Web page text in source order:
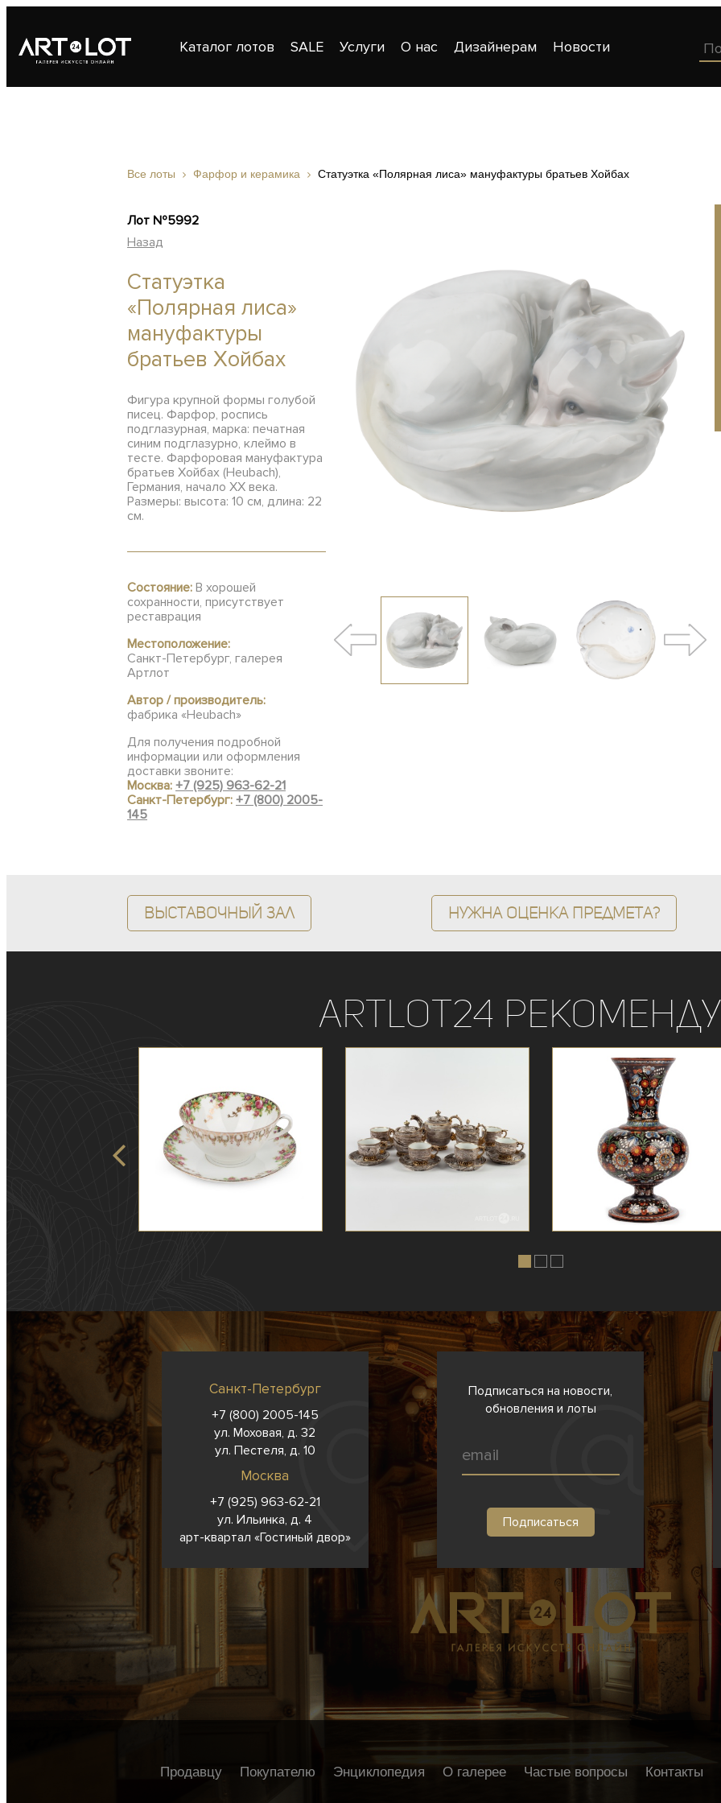
Каталог лотов SALE Услуги О нас Дизайнерам Новости
Все лоты Фарфор и керамика Статуэтка «Полярная лиса» мануфактуры братьев Хойбах
Лот №5992
Назад
Статуэтка
«Полярная лиса»
мануфактуры
братьев Хойбах
Фигура крупной формы голубой
писец. Фарфор, роспись
подглазурная, марка: печатная
синим подглазурно, клеймо в
тесте. Фарфоровая мануфактура
братьев Хойбах (Heubach),
Германия, начало ХХ века.
Размеры: высота: 10 см, длина: 22
см.
Состояние: В хорошей
сохранности, присутствует
реставрация
Местоположение:
Санкт-Петербург, галерея
Артлот
Автор / производитель:
фабрика «Heubach»
Для получения подробной
информации или оформления
доставки звоните:
Москва: +7 (925) 963-62-21
Санкт-Петербург: +7 (800) 2005-
145
Выставочный зал Нужна оценка предмета?
ArtLot24
Санкт-Петербург
+7 (800) 2005-145
ул. Моховая, д. 32
ул. Пестеля, д. 10
Москва
+7 (925) 963-62-21
ул. Ильинка, д. 4
арт-квартал «Гостиный двор»
Подписаться на новости,
обновления и лоты
Продавцу Покупателю Энциклопедия О галерее Частые вопросы Контакты